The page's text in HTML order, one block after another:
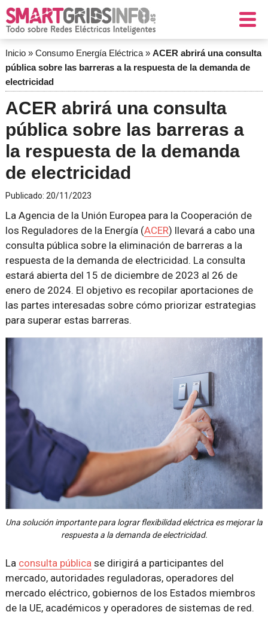
Inicio» Consumo Energía Eléctrica» ACER abrirá una consulta
pública sobre las barreras a la respuesta de la demanda de
electricidad
ACER abrirá una consulta
pública sobre las barreras a
la respuesta de la demanda
de electricidad
Publicado: 20/11/2023
La Agencia de la Unión Europea para la Cooperación de
los Reguladores de la Energía (ACER) llevará a cabo una
consulta pública sobre la eliminación de barreras a la
respuesta de la demanda de electricidad. La consulta
estará abierta del 15 de diciembre de 2023 al 26 de
enero de 2024. El objetivo es recopilar aportaciones de
las partes interesadas sobre cómo priorizar estrategias
para superar estas barreras.
Una solución importante para lograr flexibilidad eléctrica es mejorar la
respuesta a la demanda de electricidad.
La consulta pública se dirigirá a participantes del
mercado, autoridades reguladoras, operadores del
mercado eléctrico, gobiernos de los Estados miembros
de la UE, académicos y operadores de sistemas de red.